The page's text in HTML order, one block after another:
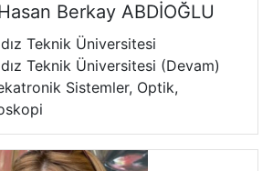
Berkay ABDİOĞLU
Teknik Üniversitesi
Teknik Üniversitesi (Devam)
Sistemler, Optik,